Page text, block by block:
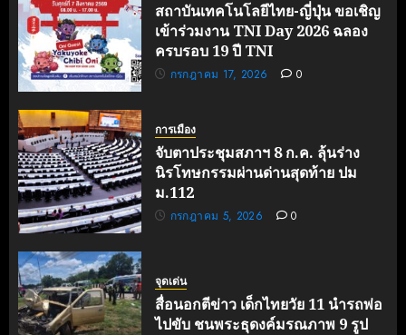
สถาบันเทคโนโลยีไทย-ญี่ปุ่น ขอเชิญ
เข้าร่วมงาน TNI Day 2026 ฉลอง
ครบรอบ 19 ปี TNI
กรกฎาคม 17, 2026 0
การเมือง
จับตาประชุมสภาฯ 8 ก.ค. ลุ้นร่าง
นิรโทษกรรมผ่านด่านสุดท้าย ปม
ม.112
กรกฎาคม 5, 2026 0
จุดเด่น
สื่อนอกตีข่าว เด็กไทยวัย 11 นำรถพ่อ
ไปขับ ชนพระธุดงค์มรณภาพ 9 รูป